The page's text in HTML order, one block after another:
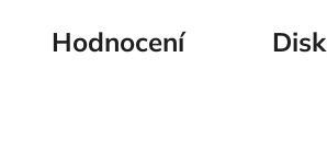
Hodnocení